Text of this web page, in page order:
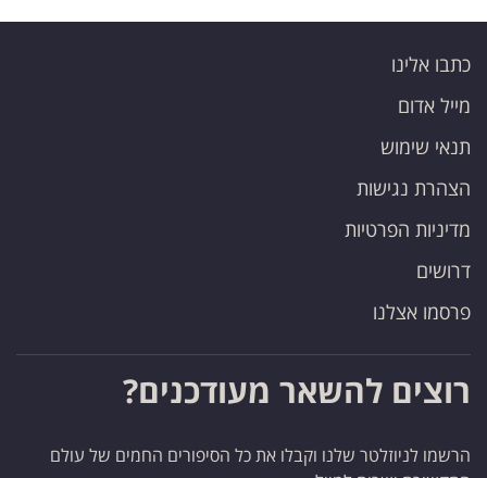
כתבו אלינו
מייל אדום
תנאי שימוש
הצהרת נגישות
מדיניות הפרטיות
דרושים
פרסמו אצלנו
רוצים להשאר מעודכנים?
הרשמו לניוזלטר שלנו וקבלו את כל הסיפורים החמים של עולם